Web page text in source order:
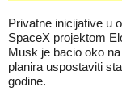
Privatne inicijative u
SpaceX projektom
Musk je bacio oko
planira uspostaviti
godine.